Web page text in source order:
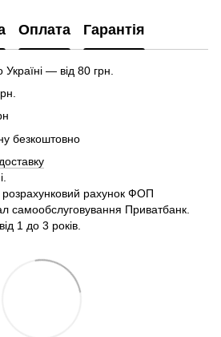
Оплата Гарантія
— від 80 грн.
безкоштовно
рахунок ФОП
самообслуговування Приватбанк.
1 до 3 років.